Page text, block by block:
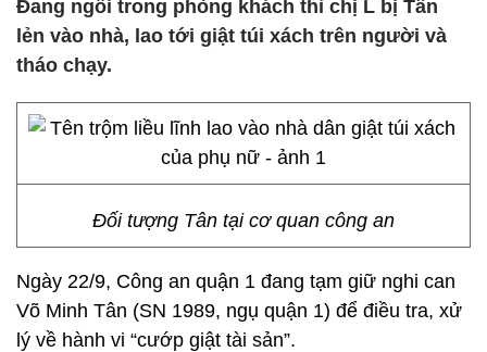
Đang ngồi trong phòng khách thì chị L bị Tân
lẻn vào nhà, lao tới giật túi xách trên người và
tháo chạy.
Đối tượng Tân tại cơ quan công an
Ngày 22/9, Công an quận 1 đang tạm giữ nghi can
Võ Minh Tân (SN 1989, ngụ quận 1) để điều tra, xử
lý về hành vi “cướp giật tài sản”.